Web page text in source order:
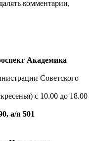
комментарии,
Академика
Советского
с 10.00 до 18.00
а/я 501